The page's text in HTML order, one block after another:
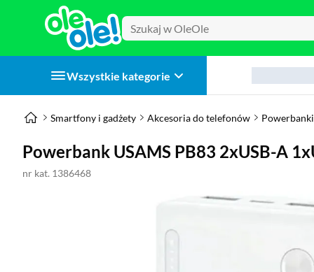
Wszystkie kategorie
Smartfony i gadżety Akcesoria do telefonów Powerbanki
Powerbank USAMS PB83 2xUSB-A
nr kat. 1386468